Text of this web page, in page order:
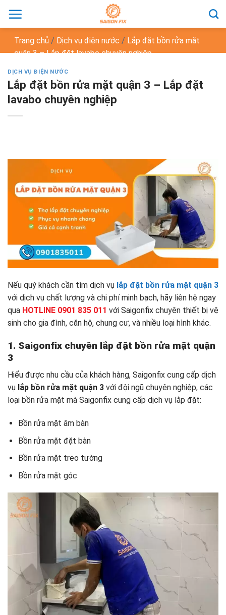
đến
dungTrang chủ / Dịch vụ điện nước / Lắp đặt bồn rửa mặt
quận 3 – Lắp đặt lavabo chuyên nghiệp
DỊCH VỤ ĐIỆN NƯỚC
Lắp đặt bồn rửa mặt quận 3 – Lắp đặt
lavabo chuyên nghiệp
Nếu quý khách cần tìm dịch vụ lắp đặt bồn rửa mặt quận 3
với dịch vụ chất lượng và chi phí minh bạch, hãy liên hệ ngay
qua HOTLINE 0901 835 011 với Saigonfix chuyên thiết bị vệ
sinh cho gia đình, căn hộ, chung cư, và nhiều loại hình khác.
1. Saigonfix chuyên lắp đặt bồn rửa mặt quận
3
Hiểu được nhu cầu của khách hàng, Saigonfix cung cấp dịch
vụ lắp bồn rửa mặt quận 3 với đội ngũ chuyên nghiệp, các
loại bồn rửa mặt mà Saigonfix cung cấp dịch vụ lắp đặt:
Bồn rửa mặt âm bàn
Bồn rửa mặt đặt bàn
Bồn rửa mặt treo tường
Bồn rửa mặt góc